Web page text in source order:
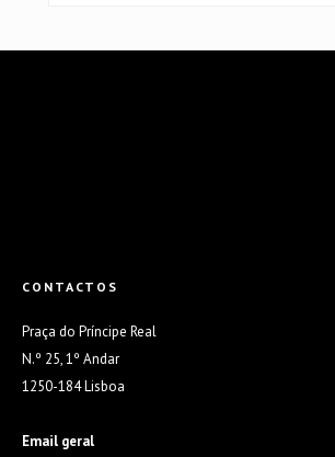
CONTACTOS
Praça do Príncipe Real
N.º 25, 1º Andar
1250-184 Lisboa
Email geral